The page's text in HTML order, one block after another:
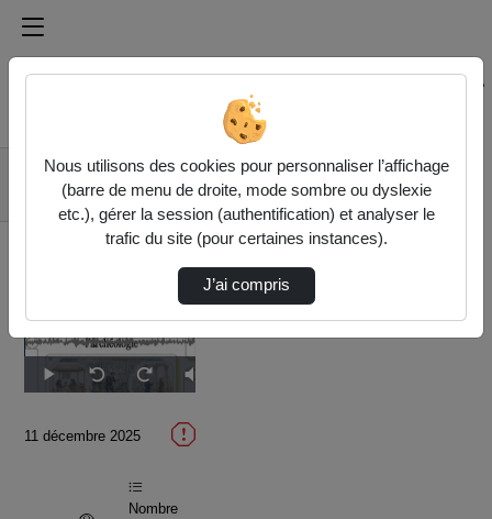
Médiathèque de l'université Paris
Rechercher un média sur Médiathèque de l'université
Accueil
Vidéos
2. L'archéologie
avant l'archéologie
Lecture
Seek
back
Seek
forward
11 décembre 2025
Nombre
Nous utilisons des cookies pour personnaliser l’affichage
(barre de menu de droite, mode sombre ou dyslexie
etc.), gérer la session (authentification) et analyser le
trafic du site (pour certaines instances).
J’ai compris